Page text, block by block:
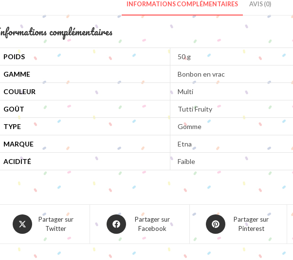
INFORMATIONS COMPLÉMENTAIRES AVIS (0)
complémentaires
POIDS 50 g
GAMME Bonbon en vrac
COULEUR Multi
GOÛT Tutti Fruity
TYPE Gomme
MARQUE Etna
ACIDITÉ Faible
Opens
in
new
Partager sur
Twitter
Opens
in
Partager sur
Facebook
Opens
in
Partager sur
Pinterest